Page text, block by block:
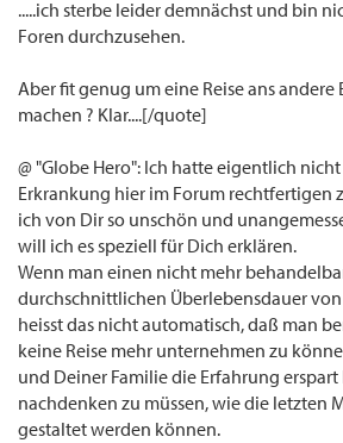
.....ich sterbe leider demnächst und bin
Foren durchzusehen.
Aber fit genug um eine Reise ans andere
machen ? Klar....[/quote]
@ "Globe Hero": Ich hatte eigentlich
Erkrankung hier im Forum rechtfertigen
ich von Dir so unschön und
will ich es speziell für Dich erklären.
Wenn man einen nicht mehr
durchschnittlichen Überlebensdauer
heisst das nicht automatisch, daß man
keine Reise mehr unternehmen zu
und Deiner Familie die Erfahrung
nachdenken zu müssen, wie die letzten
gestaltet werden können.